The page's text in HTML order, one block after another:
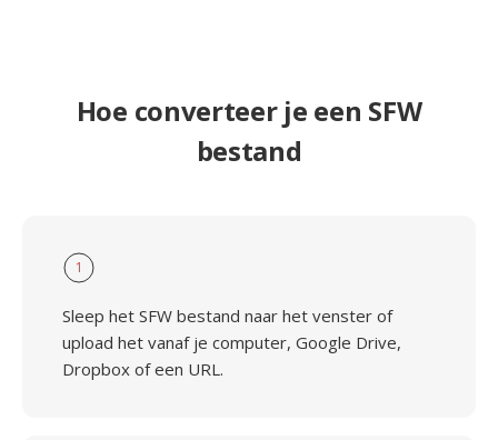
Hoe converteer je een SFW
bestand
1
Sleep het SFW bestand naar het venster of
upload het vanaf je computer, Google Drive,
Dropbox of een URL.